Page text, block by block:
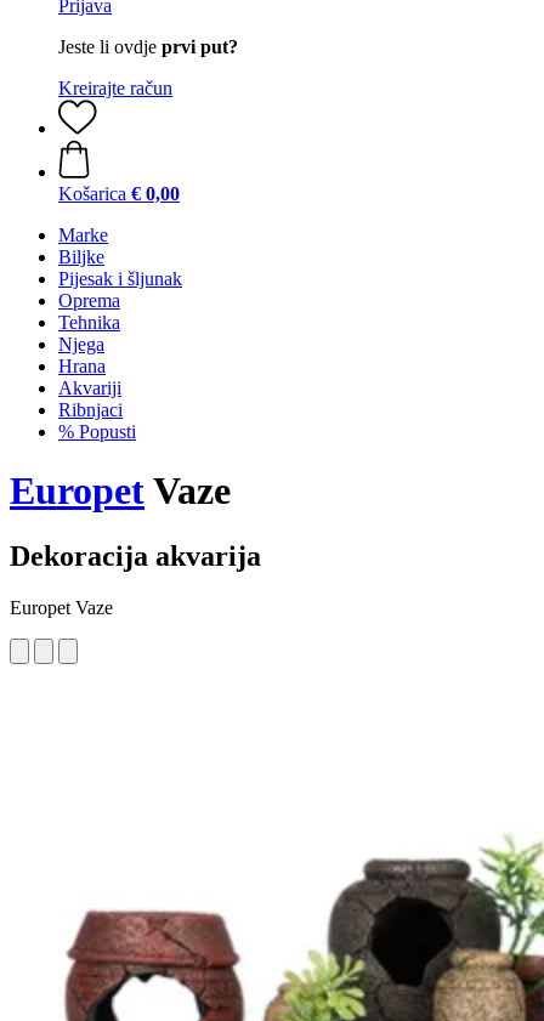
Prijava
Jeste li ovdje prvi put?
Kreirajte račun
Košarica € 0,00
Marke
Biljke
Pijesak i šljunak
Oprema
Tehnika
Njega
Hrana
Akvariji
Ribnjaci
% Popusti
EuropetVaze
Dekoracija akvarija
Europet Vaze